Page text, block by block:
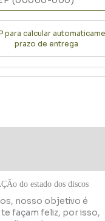
para calcular
prazo de entrega
do estado dos discos
nosso objetivo é
façam feliz, por isso,